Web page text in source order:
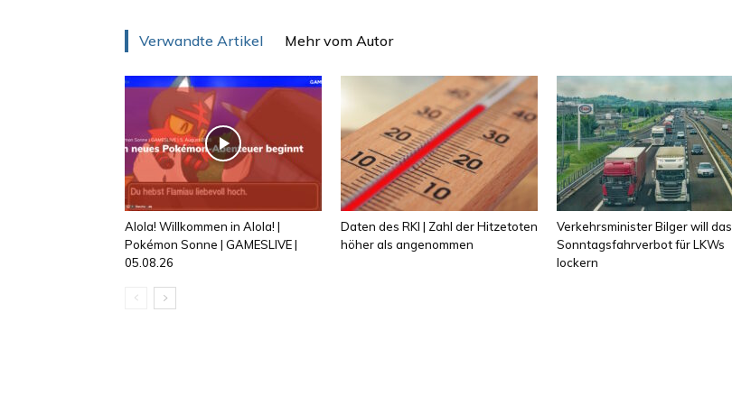
Verwandte Artikel Mehr vom Autor
Alola! Willkommen in Alola! |
Pokémon Sonne | GAMESLIVE |
05.08.26
Daten des RKI | Zahl der Hitzetoten
höher als angenommen
Verkehrsminister Bilger will das
Sonntagsfahrverbot für LKWs
lockern